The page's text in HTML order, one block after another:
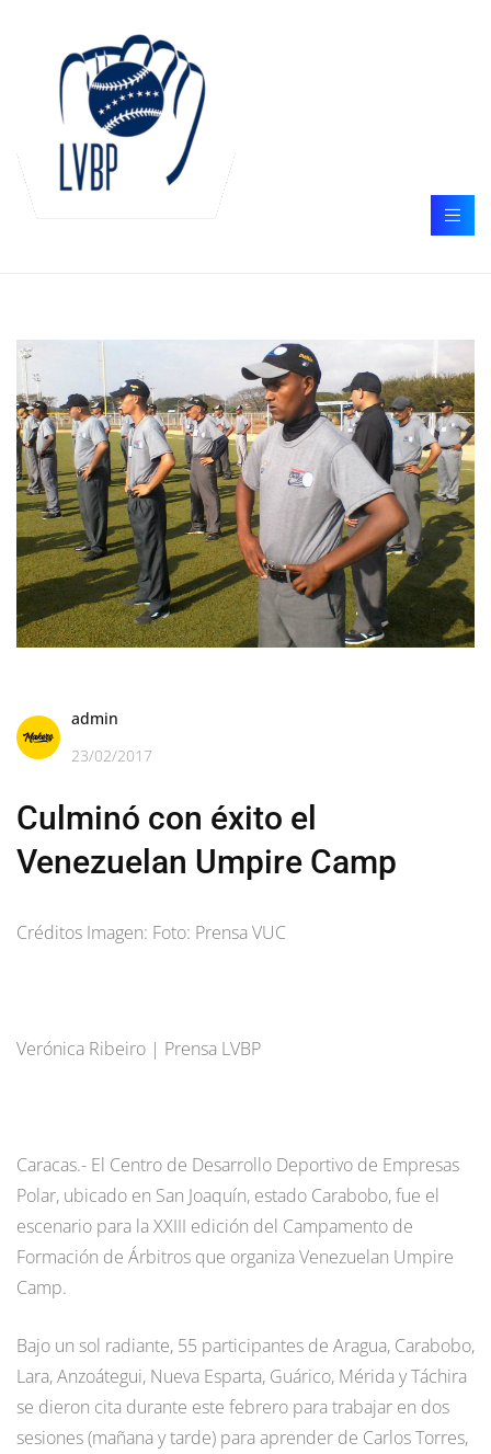
admin
23/02/2017
Culminó con éxito el
Venezuelan Umpire Camp
Créditos Imagen: Foto: Prensa VUC
Verónica Ribeiro | Prensa LVBP
Caracas.- El Centro de Desarrollo Deportivo de Empresas
Polar, ubicado en San Joaquín, estado Carabobo, fue el
escenario para la XXIII edición del Campamento de
Formación de Árbitros que organiza Venezuelan Umpire
Camp.
Bajo un sol radiante, 55 participantes de Aragua, Carabobo,
Lara, Anzoátegui, Nueva Esparta, Guárico, Mérida y Táchira
se dieron cita durante este febrero para trabajar en dos
sesiones (mañana y tarde) para aprender de Carlos Torres,